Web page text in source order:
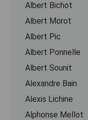
Albert Bichot
Albert Morot
Albert Pic
Albert Ponnelle
Albert Sounit
Alexandre Bain
Alexis Lichine
Alphonse Mellot